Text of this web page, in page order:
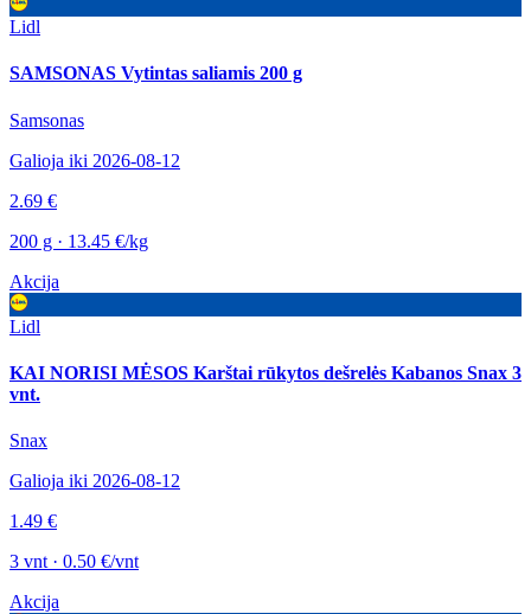
Lidl
SAMSONAS Vytintas saliamis 200 g
Samsonas
Galioja iki 2026-08-12
2.69 €
200 g · 13.45 €/kg
Akcija
Lidl
KAI NORISI MĖSOS Karštai rūkytos dešrelės Kabanos Snax 3
vnt.
Snax
Galioja iki 2026-08-12
1.49 €
3 vnt · 0.50 €/vnt
Akcija